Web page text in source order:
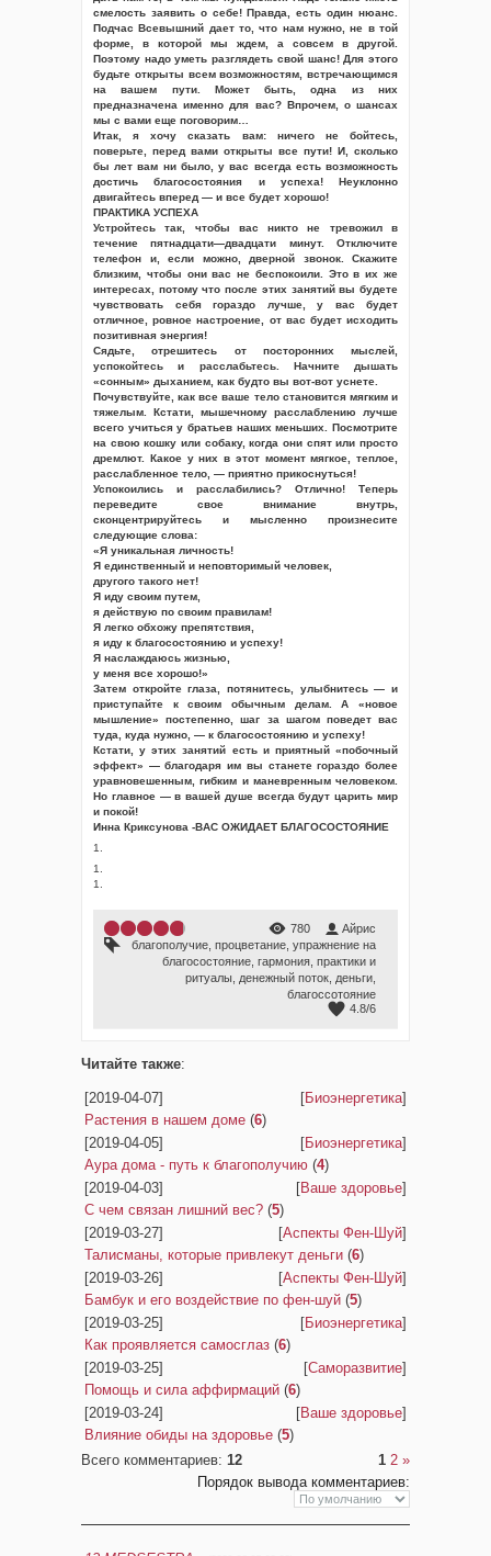
смелость заявить о себе! Правда, есть один нюанс.
Подчас Всевышний дает то, что нам нужно, не в той
форме, в которой мы ждем, а совсем в другой.
Поэтому надо уметь разглядеть свой шанс! Для этого
будьте открыты всем возможностям, встречающимся
на вашем пути. Может быть, одна из них
предназначена именно для вас? Впрочем, о шансах
мы с вами еще поговорим…
Итак, я хочу сказать вам: ничего не бойтесь,
поверьте, перед вами открыты все пути! И, сколько
бы лет вам ни было, у вас всегда есть возможность
достичь благосостояния и успеха! Неуклонно
двигайтесь вперед — и все будет хорошо!
ПРАКТИКА УСПЕХА
Устройтесь так, чтобы вас никто не тревожил в
течение пятнадцати—двадцати минут. Отключите
телефон и, если можно, дверной звонок. Скажите
близким, чтобы они вас не беспокоили. Это в их же
интересах, потому что после этих занятий вы будете
чувствовать себя гораздо лучше, у вас будет
отличное, ровное настроение, от вас будет исходить
позитивная энергия!
Сядьте, отрешитесь от посторонних мыслей,
успокойтесь и расслабьтесь. Начните дышать
«сонным» дыханием, как будто вы вот-вот уснете.
Почувствуйте, как все ваше тело становится мягким и
тяжелым. Кстати, мышечному расслаблению лучше
всего учиться у братьев наших меньших. Посмотрите
на свою кошку или собаку, когда они спят или просто
дремлют. Какое у них в этот момент мягкое, теплое,
расслабленное тело, — приятно прикоснуться!
Успокоились и расслабились? Отлично! Теперь
переведите свое внимание внутрь,
сконцентрируйтесь и мысленно произнесите
следующие слова:
«Я уникальная личность!
Я единственный и неповторимый человек,
другого такого нет!
Я иду своим путем,
я действую по своим правилам!
Я легко обхожу препятствия,
я иду к благосостоянию и успеху!
Я наслаждаюсь жизнью,
у меня все хорошо!»
Затем откройте глаза, потянитесь, улыбнитесь — и
приступайте к своим обычным делам. А «новое
мышление» постепенно, шаг за шагом поведет вас
туда, куда нужно, — к благосостоянию и успеху!
Кстати, у этих занятий есть и приятный «побочный
эффект» — благодаря им вы станете гораздо более
уравновешенным, гибким и маневренным человеком.
Но главное — в вашей душе всегда будут царить мир
и покой!
Инна Криксунова -ВАС ОЖИДАЕТ БЛАГОСОСТОЯНИЕ
1.
1.
1.
780
Айрис
благополучие процветание упражнение на
благосостояние гармония практики и
ритуалы денежный поток деньги
благоссотояние
4.8/6
Читайте также:
[2019-04-07] [Биоэнергетика]
Растения в нашем доме (6)
[2019-04-05]
[Биоэнергетика]
Аура дома - путь к благополучию (4)
[2019-04-03]
[Ваше здоровье]
С чем связан лишний вес? (5)
[2019-03-27]
[Аспекты Фен-Шуй]
Талисманы, которые привлекут деньги (6)
[2019-03-26]
[Аспекты Фен-Шуй]
Бамбук и его воздействие по фен-шуй (5)
[2019-03-25]
[Биоэнергетика]
Как проявляется самосглаз (6)
[2019-03-25]
[Саморазвитие]
Помощь и сила аффирмаций (6)
[2019-03-24]
[Ваше здоровье]
Влияние обиды на здоровье (5)
Всего комментариев: 12 1 2 »
Порядок вывода комментариев: